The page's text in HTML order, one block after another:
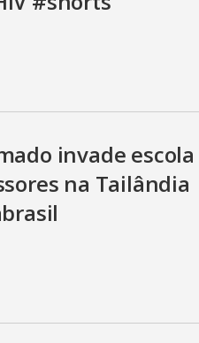
invade escola
na Tailândia